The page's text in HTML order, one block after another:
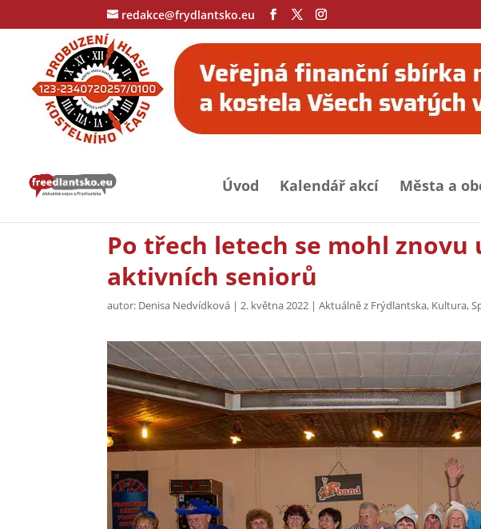
redakce@frydlantsko.eu
Úvod Kalendář akcí Města a
Po třech letech se mohl
aktivních seniorů
autor: Denisa Nedvídková |2. května 2022 |Aktuálně z Frýdlantska, Kultura,